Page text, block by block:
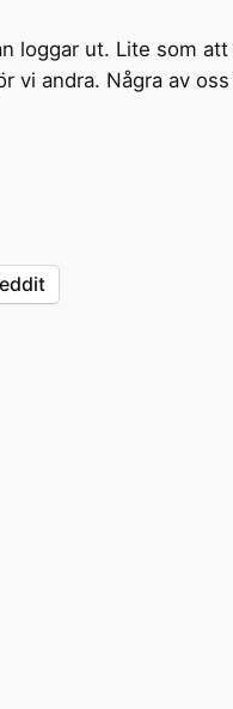
loggar ut. Lite som
vi andra. Några av